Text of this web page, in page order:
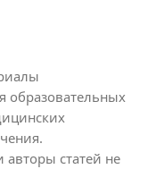
образовательных
статей не